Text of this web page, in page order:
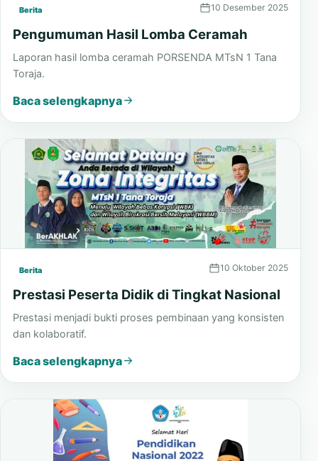
Berita 10 Desember 2025
Pengumuman Hasil Lomba Ceramah
Laporan hasil lomba ceramah PORSENDA MTsN 1 Tana
Toraja.
Baca selengkapnya
Berita 10 Oktober 2025
Prestasi Peserta Didik di Tingkat Nasional
Prestasi menjadi bukti proses pembinaan yang konsisten
dan kolaboratif.
Baca selengkapnya